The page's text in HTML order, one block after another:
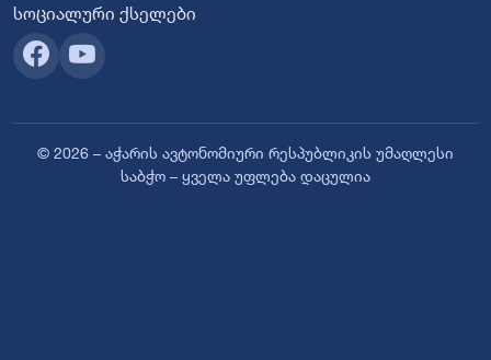
სოციალური ქსელები
© 2026 – აჭარის ავტონომიური რესპუბლიკის უმაღლესი
საბჭო – ყველა უფლება დაცულია